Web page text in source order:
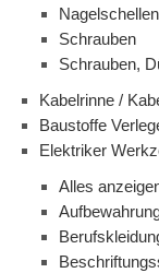
Nagelschellen
Schrauben
Schrauben,
Kabelrinne /
Baustoffe
Elektriker
Alles